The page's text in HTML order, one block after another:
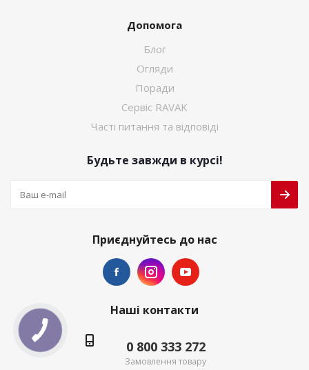
Допомога
Блог
Огляди
Поради
Сервіс RAVAK
Часті питання та відповіді
Будьте завжди в курсі!
Приєднуйтесь до нас
Наші контакти
0 800 333 272
Замовлення товару